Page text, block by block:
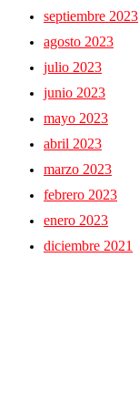
septiembre 2023
agosto 2023
julio 2023
junio 2023
mayo 2023
abril 2023
marzo 2023
febrero 2023
enero 2023
diciembre 2021